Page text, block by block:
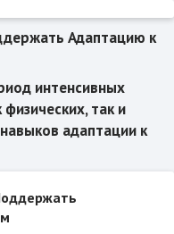
Адаптацию к
интенсивных
так и
адаптации к